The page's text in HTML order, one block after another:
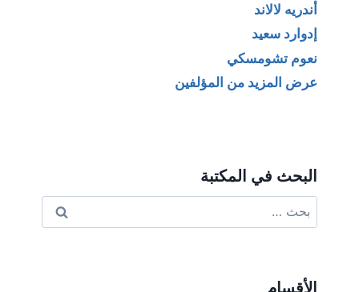
أندريه لالاند
إدوارد سعيد
نعوم تشومسكي
عرض المزيد من المؤلفين
البحث في المكتبة
عن:
الأقسام